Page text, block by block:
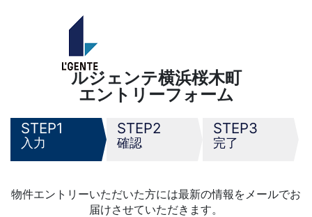
ルジェンテ横浜桜木町
エントリーフォーム
1
入力
2
確認
3
完了
物件エントリーいただいた方には最新の情報をメールでお
届けさせていただきます。